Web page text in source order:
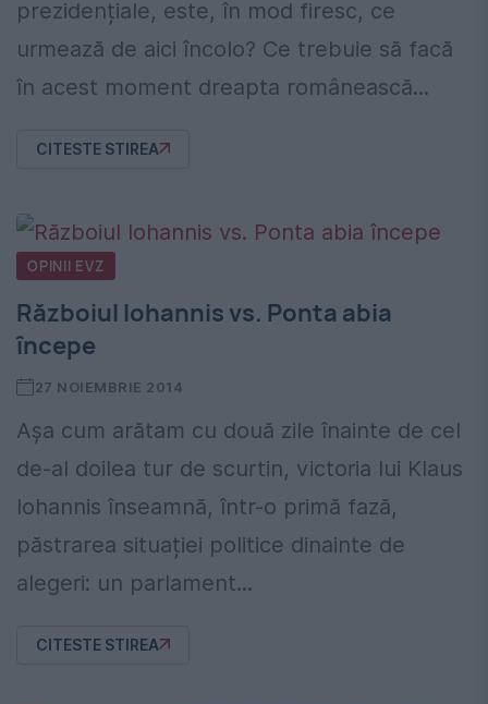
prezidențiale, este, în mod firesc, ce
urmează de aici încolo? Ce trebuie să facă
în acest moment dreapta românească...
CITESTE STIREA
OPINII EVZ
Războiul Iohannis vs. Ponta abia
începe
27 NOIEMBRIE 2014
Așa cum arătam cu două zile înainte de cel
de-al doilea tur de scurtin, victoria lui Klaus
Iohannis înseamnă, într-o primă fază,
păstrarea situației politice dinainte de
alegeri: un parlament...
CITESTE STIREA